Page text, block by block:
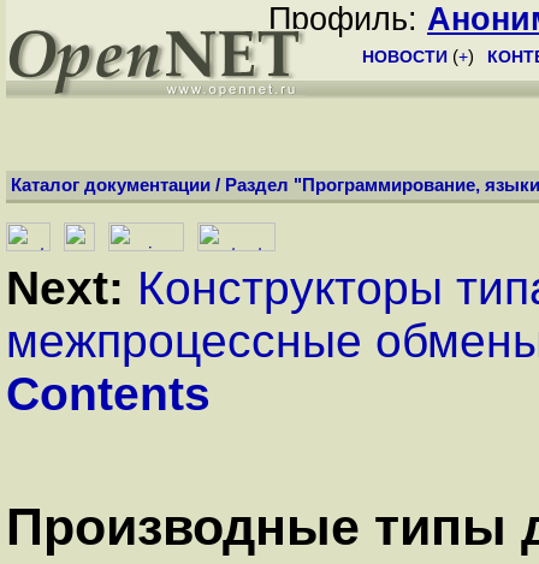
Профиль:
НОВОСТИ (+)
Каталог документации / Раздел "Программирование,
Next: Конструкторы
межпроцессные
Contents
Производные типы